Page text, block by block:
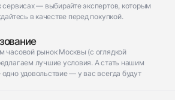
— выбирайте экспертов, которым
в качестве перед покупкой.
часовой рынок Москвы (с оглядкой
лучшие условия. А стать нашим
удовольствие — у вас всегда будут